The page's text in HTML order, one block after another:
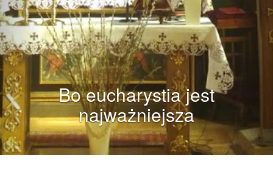
Bo eucharystia jest
najważniejsza